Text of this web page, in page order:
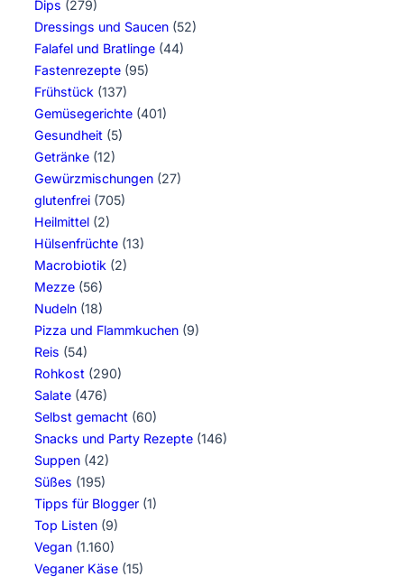
Dips (279)
Dressings und Saucen (52)
Falafel und Bratlinge (44)
Fastenrezepte (95)
Frühstück (137)
Gemüsegerichte (401)
Gesundheit (5)
Getränke (12)
Gewürzmischungen (27)
glutenfrei (705)
Heilmittel (2)
Hülsenfrüchte (13)
Macrobiotik (2)
Mezze (56)
Nudeln (18)
Pizza und Flammkuchen (9)
Reis (54)
Rohkost (290)
Salate (476)
Selbst gemacht (60)
Snacks und Party Rezepte (146)
Suppen (42)
Süßes (195)
Tipps für Blogger (1)
Top Listen (9)
Vegan (1.160)
Veganer Käse (15)